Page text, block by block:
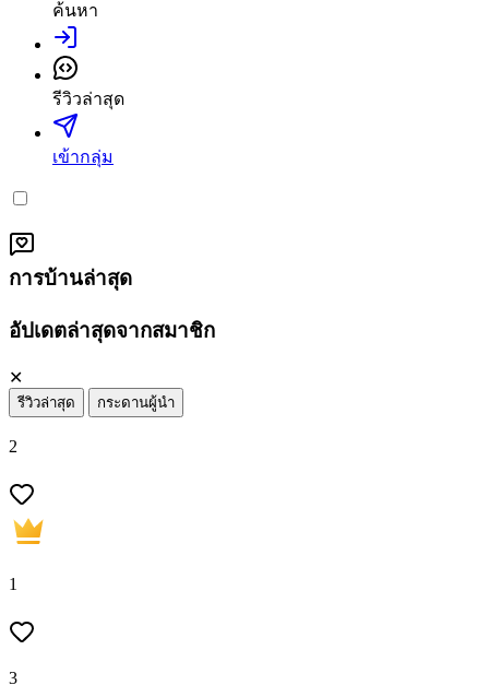
ค้นหา
เข้าสู่ระบบ
รีวิวล่าสุด
เข้ากลุ่ม
การบ้านล่าสุด
อัปเดตล่าสุดจากสมาชิก
✕
รีวิวล่าสุด กระดานผู้นำ
2
1
3